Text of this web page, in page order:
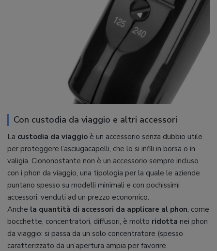
Con custodia da viaggio e altri accessori
La custodia da viaggio è un accessorio senza dubbio utile
per proteggere l’asciugacapelli, che lo si infili in borsa o in
valigia. Ciononostante non è un accessorio sempre incluso
con i phon da viaggio, una tipologia per la quale le aziende
puntano spesso su modelli minimali e con pochissimi
accessori, venduti ad un prezzo economico.
Anche la quantità di accessori da applicare al phon, come
bocchette, concentratori, diffusori, è molto ridotta nei phon
da viaggio: si passa da un solo concentratore (spesso
caratterizzato da un’apertura ampia per favorire